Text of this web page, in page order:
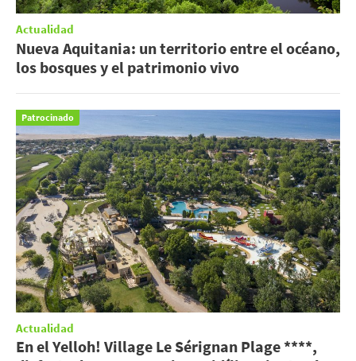
Actualidad
Nueva Aquitania: un territorio entre el océano,
los bosques y el patrimonio vivo
Patrocinado
Actualidad
En el Yelloh! Village Le Sérignan Plage ****,